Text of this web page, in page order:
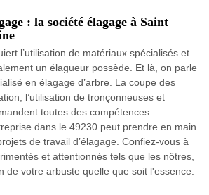
: la société élagage à Saint
l’utilisation de matériaux spécialisés et
un élagueur possède. Et là, on parle
en élagage d’arbre. La coupe des
l’utilisation de tronçonneuses et
toutes des compétences
dans le 49230 peut prendre en main
de travail d’élagage. Confiez-vous à
et attentionnés tels que les nôtres,
de votre arbuste quelle que soit l'essence.